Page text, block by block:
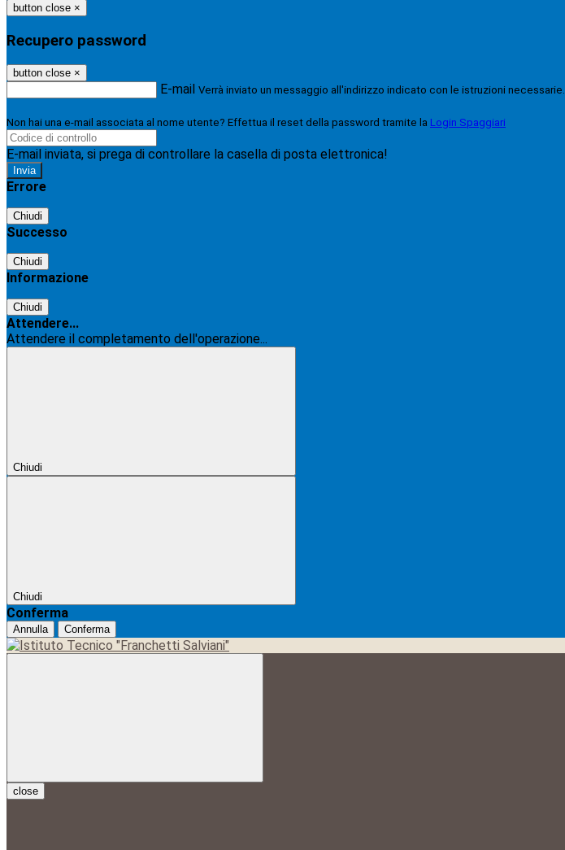
button close ×
Recupero password
button close ×
E-mail Verrà inviato un messaggio all'indirizzo indicato con le istruzioni necessarie.
Non hai una e-mail associata al nome utente? Effettua il reset della password tramite la Login Spaggiari
E-mail inviata, si prega di controllare la casella di posta elettronica!
Errore
Chiudi
Successo
Chiudi
Informazione
Chiudi
Attendere...
Attendere il completamento dell'operazione...
Chiudi
Chiudi
Conferma
Annulla Conferma
close